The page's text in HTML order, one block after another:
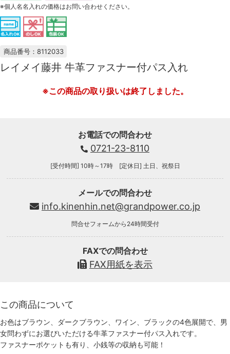
※個人名名入れの価格はお問い合わせください。
商品番号：8112033
レイメイ藤井 牛革ファスナー付パス入れ
※この商品の取り扱いは終了しました。
お電話での問合わせ
0721-23-8110
[受付時間] 10時～17時 [定休日] 土日、祝祭日
メールでの問合わせ
info.kinenhin.net@grandpower.co.jp
問合せフォームから24時間受付
FAXでの問合わせ
FAX用紙を表示
この商品について
お色はブラウン、ダークブラウン、ワイン、ブラックの4色展開で、男
女問わずにお選びいただける牛革ファスナー付パス入れです。
ファスナーポケットも有り、小銭等の収納も可能！